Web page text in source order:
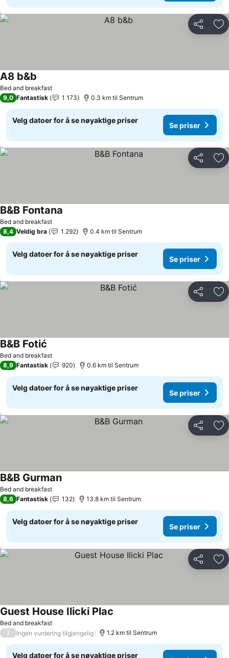
Del
Bed and breakfast
A8 b&b
9,0 Fantastisk 1 173 0.3 km til Sentrum
Velg datoer for å se nøyaktige priser
Se priser
Del
Bed and breakfast
B&B Fontana
8,4 Veldig bra 1 292 0.4 km til Sentrum
Velg datoer for å se nøyaktige priser
Se priser
Del
Bed and breakfast
B&B Fotić
8,9 Fantastisk 920 0.6 km til Sentrum
Velg datoer for å se nøyaktige priser
Se priser
Del
Bed and breakfast
B&B Gurman
8,6 Fantastisk 132 13.8 km til Sentrum
Velg datoer for å se nøyaktige priser
Se priser
Del
Bed and breakfast
Guest House Ilicki Plac
/ Ingen vurdering tilgjengelig 1.2 km til Sentrum
Velg datoer for å se nøyaktige priser